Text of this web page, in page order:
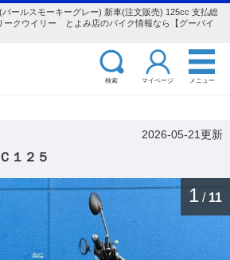
ールスモーキーグレー) 新車(注文販売) 125cc 支払総
ークウイリー とよみ店のバイク情報なら【グーバイ
検索 マイページ メニュー
2026-05-21更新
１２５
1 / 11